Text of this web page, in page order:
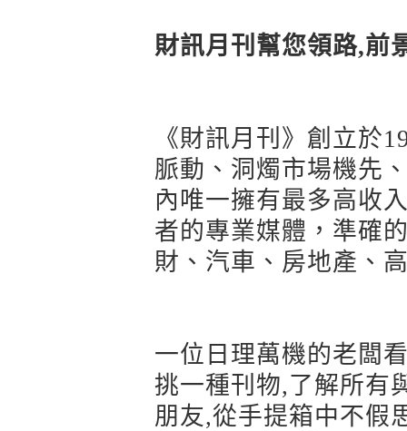
財訊月刊幫您領路,前
《財訊月刊》創立於
脈動、洞燭市場機先
內唯一擁有最多高收
者的專業媒體，準確
財、汽車、房地產、
一位日理萬機的老闆
挑一種刊物,了解所有
朋友,從手提箱中不假